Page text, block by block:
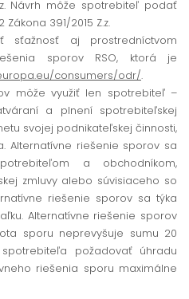
Návrh môže spotrebiteľ podať
391/2015 Z.z.
sťažnosť aj prostredníctvom
sporov RSO, ktorá je
consumers/odr/.
môže využiť len spotrebiteľ –
a plnení spotrebiteľskej
svojej podnikateľskej činnosti,
Alternatívne riešenie sporov sa
a obchodníkom,
zmluvy alebo súvisiaceho so
riešenie sporov sa týka
Alternatívne riešenie sporov
sporu neprevyšuje sumu 20
požadovať úhradu
riešenia sporu maximálne